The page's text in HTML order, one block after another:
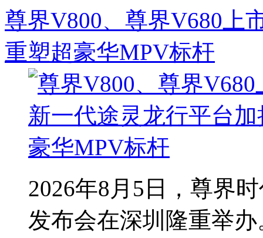
尊界V800、尊界V680上
重塑超豪华MPV标杆
2026年8月5日，尊界
发布会在深圳隆重举